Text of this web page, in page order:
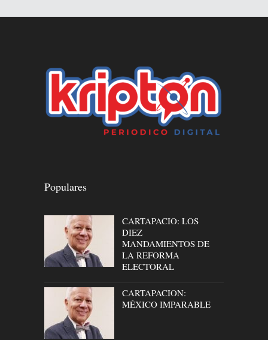
Populares
CARTAPACIO: LOS
DIEZ
MANDAMIENTOS DE
LA REFORMA
ELECTORAL
CARTAPACION:
MÉXICO IMPARABLE